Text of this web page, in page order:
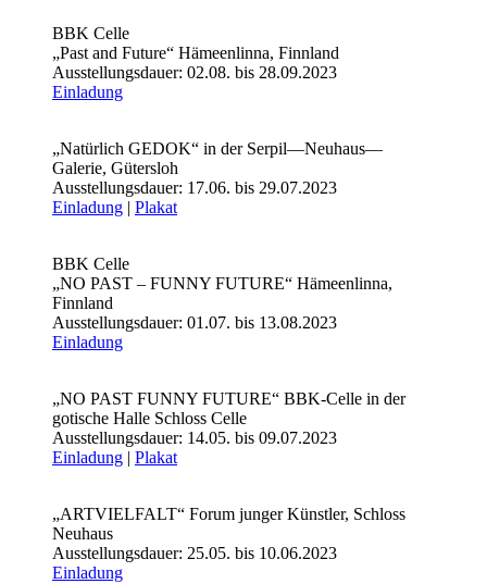
BBK Celle
„Past and Future“ Hämeenlinna, Finnland
Ausstellungsdauer: 02.08. bis 28.09.2023
Einladung
„Natürlich GEDOK“ in der Serpil—Neuhaus—
Galerie, Gütersloh
Ausstellungsdauer: 17.06. bis 29.07.2023
Einladung | Plakat
BBK Celle
„NO PAST – FUNNY FUTURE“ Hämeenlinna,
Finnland
Ausstellungsdauer: 01.07. bis 13.08.2023
Einladung
„NO PAST FUNNY FUTURE“ BBK-Celle in der
gotische Halle Schloss Celle
Ausstellungsdauer: 14.05. bis 09.07.2023
Einladung | Plakat
„ARTVIELFALT“ Forum junger Künstler, Schloss
Neuhaus
Ausstellungsdauer: 25.05. bis 10.06.2023
Einladung